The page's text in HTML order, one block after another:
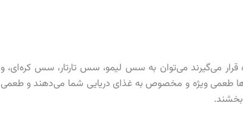
می‌گیرند می‌توان به سس لیمو، سس تارتار، سس کره‌ای، و
ویژه و مخصوص به غذای دریایی شما می‌دهند و طعمی